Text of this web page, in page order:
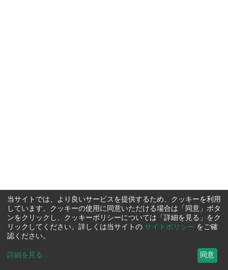
当サイトでは、より良いサービスを提供するため、クッキーを利用
しています。クッキーの使用に同意いただける場合は「同意」ボタ
ンをクリックし、クッキーポリシーについては「詳細を見る」をク
リックしてください。詳しくは当サイトの サイトポリシー をご確
認ください。
詳細を見る ... 同意